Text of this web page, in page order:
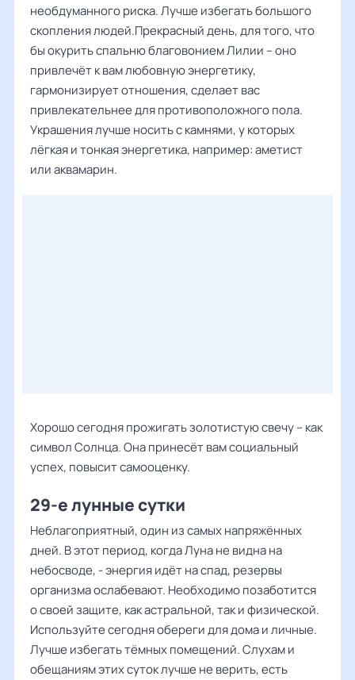
необдуманного риска. Лучше избегать большого
скопления людей.Прекрасный день, для того, что
бы окурить спальню благовонием Лилии – оно
привлечёт к вам любовную энергетику,
гармонизирует отношения, сделает вас
привлекательнее для противоположного пола.
Украшения лучше носить с камнями, у которых
лёгкая и тонкая энергетика, например: аметист
или аквамарин.
Хорошо сегодня прожигать золотистую свечу – как
символ Солнца. Она принесёт вам социальный
успех, повысит самооценку.
29-е лунные сутки
Неблагоприятный, один из самых напряжённых
дней. В этот период, когда Луна не видна на
небосводе, - энергия идёт на спад, резервы
организма ослабевают. Необходимо позаботится
о своей защите, как астральной, так и физической.
Используйте сегодня обереги для дома и личные.
Лучше избегать тёмных помещений. Слухам и
обещаниям этих суток лучше не верить, есть